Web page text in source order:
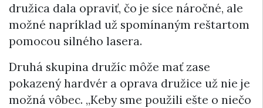
družica dala opraviť, čo je síce náročné, ale
možné napríklad už spomínaným reštartom
pomocou silného lasera.
Druhá skupina družíc môže mať zase
pokazený hardvér a oprava družice už nie je
možná vôbec. „Keby sme použili ešte o niečo